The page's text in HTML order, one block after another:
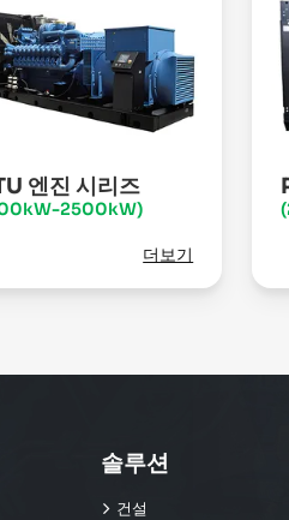
엔진 시리즈
2500kW)
더보기
솔루션
건설